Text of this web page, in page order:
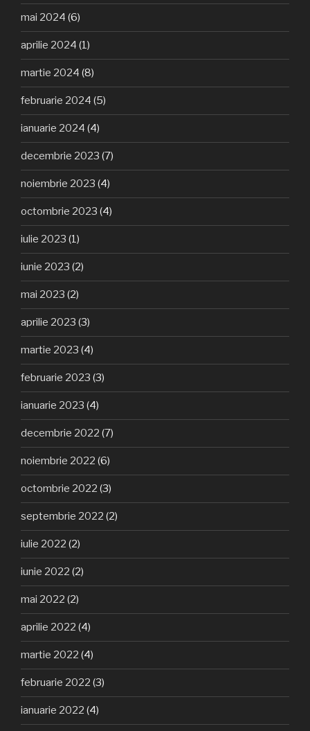
mai 2024 (6)
aprilie 2024 (1)
martie 2024 (8)
februarie 2024 (5)
ianuarie 2024 (4)
decembrie 2023 (7)
noiembrie 2023 (4)
octombrie 2023 (4)
iulie 2023 (1)
iunie 2023 (2)
mai 2023 (2)
aprilie 2023 (3)
martie 2023 (4)
februarie 2023 (3)
ianuarie 2023 (4)
decembrie 2022 (7)
noiembrie 2022 (6)
octombrie 2022 (3)
septembrie 2022 (2)
iulie 2022 (2)
iunie 2022 (2)
mai 2022 (2)
aprilie 2022 (4)
martie 2022 (4)
februarie 2022 (3)
ianuarie 2022 (4)